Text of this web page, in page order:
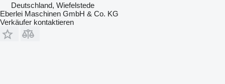
Deutschland, Wiefelstede
Eberlei Maschinen GmbH & Co. KG
Verkäufer kontaktieren